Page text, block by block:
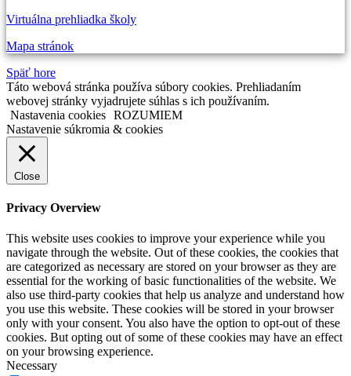
Virtuálna prehliadka školy
Mapa stránok
Späť hore
Táto webová stránka používa súbory cookies. Prehliadaním
webovej stránky vyjadrujete súhlas s ich používaním.
Nastavenia cookies ROZUMIEM
Nastavenie súkromia & cookies
Close
Privacy Overview
This website uses cookies to improve your experience while you
navigate through the website. Out of these cookies, the cookies that
are categorized as necessary are stored on your browser as they are
essential for the working of basic functionalities of the website. We
also use third-party cookies that help us analyze and understand how
you use this website. These cookies will be stored in your browser
only with your consent. You also have the option to opt-out of these
cookies. But opting out of some of these cookies may have an effect
on your browsing experience.
Necessary